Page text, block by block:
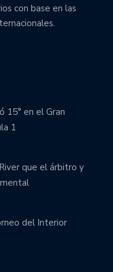
con base en las
15° en el Gran
1
que el árbitro y
del Interior